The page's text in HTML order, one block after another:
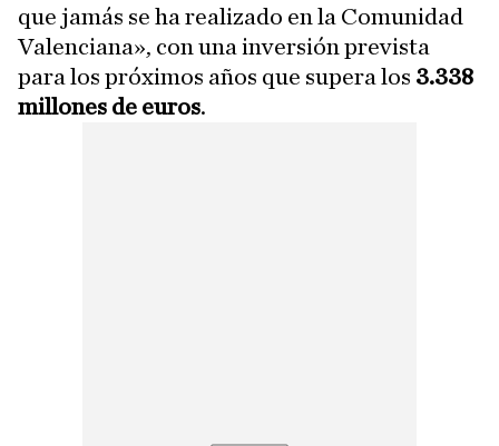
que jamás se ha realizado en la Comunidad
Valenciana», con una inversión prevista
para los próximos años que supera los 3.338
millones de euros.